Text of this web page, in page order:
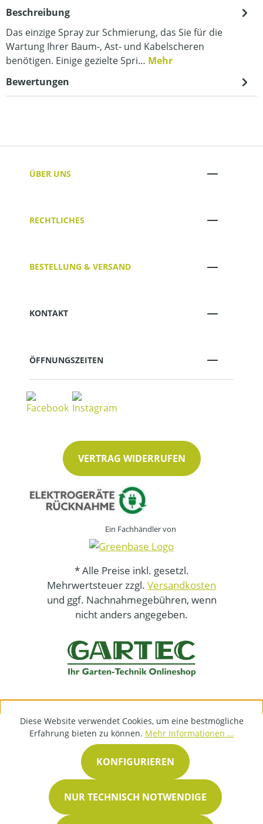
Beschreibung
Das einzige Spray zur Schmierung, das Sie für die
Wartung Ihrer Baum-, Ast- und Kabelscheren
benötigen. Einige gezielte Spri… Mehr
Bewertungen
ÜBER UNS
RECHTLICHES
BESTELLUNG & VERSAND
KONTAKT
ÖFFNUNGSZEITEN
VERTRAG WIDERRUFEN
Ein Fachhändler von
* Alle Preise inkl. gesetzl.
Mehrwertsteuer zzgl. Versandkosten
und ggf. Nachnahmegebühren, wenn
nicht anders angegeben.
Diese Website verwendet Cookies, um eine bestmögliche
Erfahrung bieten zu können. Mehr Informationen ...
NUR TECHNISCH NOTWENDIGE
KONFIGURIEREN